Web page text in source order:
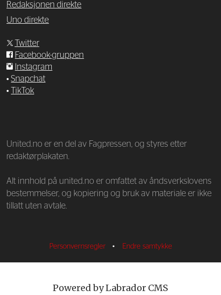
Redaksjonen direkte
Uno direkte
Twitter
Facebook-gruppen
Instagram
•Snapchat
•
TikTok
United.no er en del av Fagpressen, og styres etter
redaktørplakaten.
Alt innhold på united.no er omfattet av åndsverkslovens
bestemmelser, og kopiering og bruk av materiale er ikke
tillatt uten avtale.
Personvernsregler • Endre samtykke
Powered by Labrador CMS